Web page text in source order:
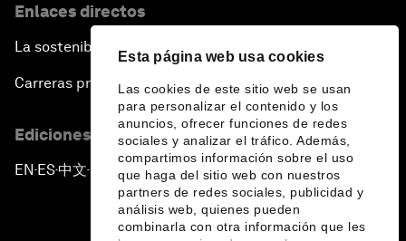
Esta página web usa cookies
Las cookies de este sitio web se usan
para personalizar el contenido y los
anuncios, ofrecer funciones de redes
sociales y analizar el tráfico. Además,
compartimos información sobre el uso
que haga del sitio web con nuestros
partners de redes sociales, publicidad y
análisis web, quienes pueden
combinarla con otra información que les
Enlaces directos
La sostenibilidad en el Foro
Carreras profesionales
Ediciones en otros idiomas
EN ▪ES▪中文▪ 日本語